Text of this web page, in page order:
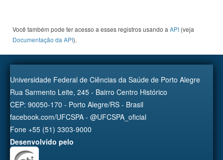
Você também pode ter acesso a esses registros usando a API (veja
Documentação da API).
Universidade Federal de Ciências da Saúde de Porto Alegre
Rua Sarmento Leite, 245 - Bairro Centro Histórico
CEP: 90050-170 - Porto Alegre/RS - Brasil
facebook.com/UFCSPA - @UFCSPA_oficial
Fone +55 (51) 3303-9000
Desenvolvido pelo